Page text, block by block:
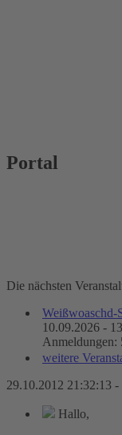
Portal
Die nächsten
Weißwoaschd-
10.09.2026 -
Anmeldungen:
weitere
29.10.2012 21:32:13
Hallo,